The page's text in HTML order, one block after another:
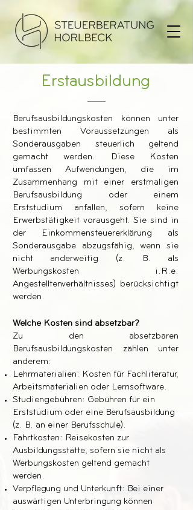
Erstausbildung
Berufsausbildungskosten können unter
bestimmten Voraussetzungen als
Sonderausgaben steuerlich geltend
gemacht werden. Diese Kosten
umfassen Aufwendungen, die im
Zusammenhang mit einer erstmaligen
Berufsausbildung oder einem
Erststudium anfallen, sofern keine
Erwerbstätigkeit vorausgeht. Sie sind in
der Einkommensteuererklärung als
Sonderausgabe abzugsfähig, wenn sie
nicht anderweitig (z. B. als
Werbungskosten i.R.e.
Angestelltenverhältnisses) berücksichtigt
werden.
Welche Kosten sind absetzbar?
Zu den absetzbaren
Berufsausbildungskosten zählen unter
anderem:
Lehrmaterialien: Kosten für Fachliteratur,
Arbeitsmaterialien oder Lernsoftware.
Studiengebühren: Gebühren für ein
Erststudium oder eine Berufsausbildung
(z. B. an einer Berufsschule).
Fahrtkosten: Reisekosten zur
Ausbildungsstätte, sofern sie nicht als
Werbungskosten geltend gemacht
werden.
Verpflegung und Unterkunft: Bei einer
auswärtigen Unterbringung können